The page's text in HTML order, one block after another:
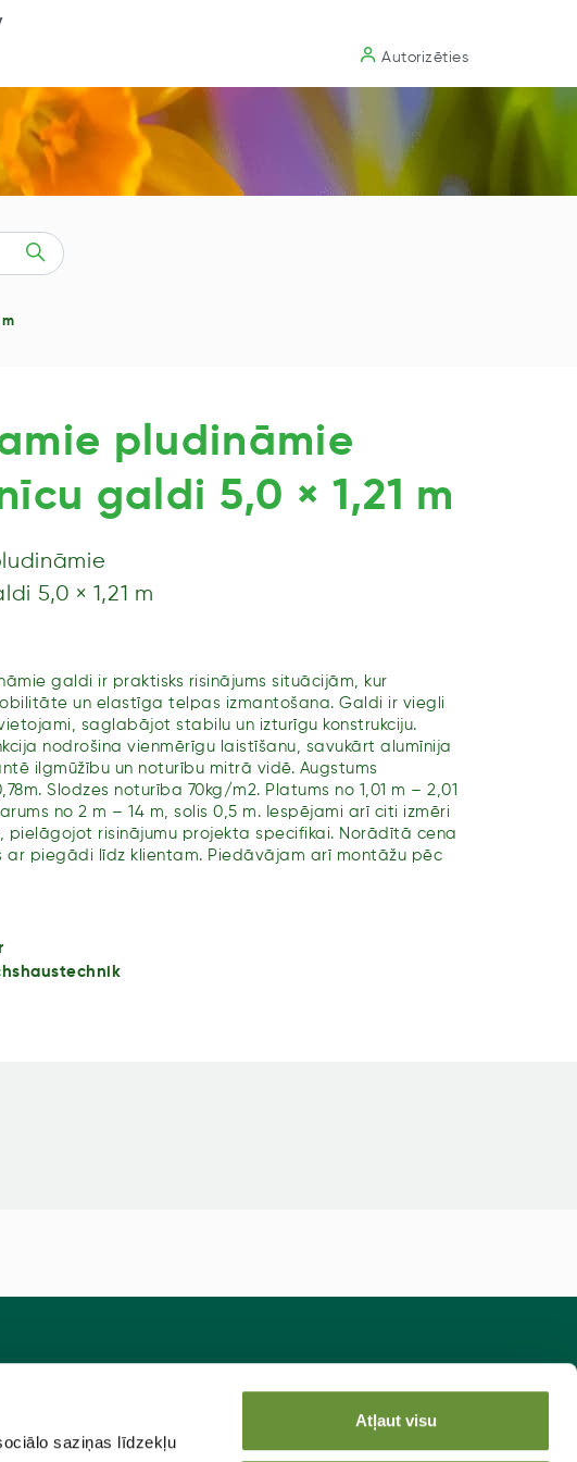
saziņas līdzekļu
Atļaut visu
Autorizēties
pludināmie
galdi 5,0 × 1,21 m
5,0 × 1,21 m
galdi ir praktisks risinājums situācijām, kur
un elastīga telpas izmantošana. Galdi ir viegli
saglabājot stabilu un izturīgu konstrukciju.
nodrošina vienmērīgu laistīšanu, savukārt alumīnija
ilgmūžību un noturību mitrā vidē. Augstums
Slodzes noturība 70kg/m2. Platums no 1,01 m – 2,01
no 2 m – 14 m, solis 0,5 m. Iespējami arī citi izmēri
pielāgojot risinājumu projekta specifikai. Norādītā cena
ar piegādi līdz klientam. Piedāvājam arī montāžu pēc